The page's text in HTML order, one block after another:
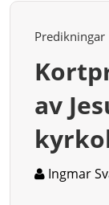
Predikningar
av
Ingmar